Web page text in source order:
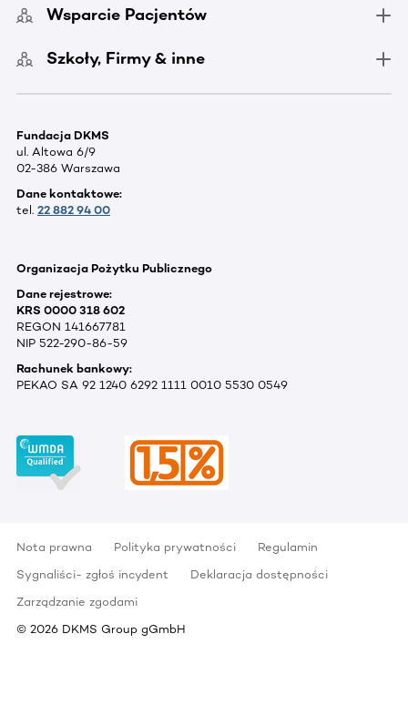
Wsparcie Pacjentów
Szkoły, Firmy & inne
Fundacja DKMS
ul. Altowa 6/9
02-386 Warszawa
Dane kontaktowe:
tel. 22 882 94 00
Organizacja Pożytku Publicznego
Dane rejestrowe:
KRS 0000 318 602
REGON 141667781
NIP 522-290-86-59
Rachunek bankowy:
PEKAO SA 92 1240 6292 1111 0010 5530 0549
Nota prawna Polityka prywatności
Regulamin
Sygnaliści- zgłoś incydent
Deklaracja dostępności
Zarządzanie zgodami
© 2026 DKMS Group gGmbH